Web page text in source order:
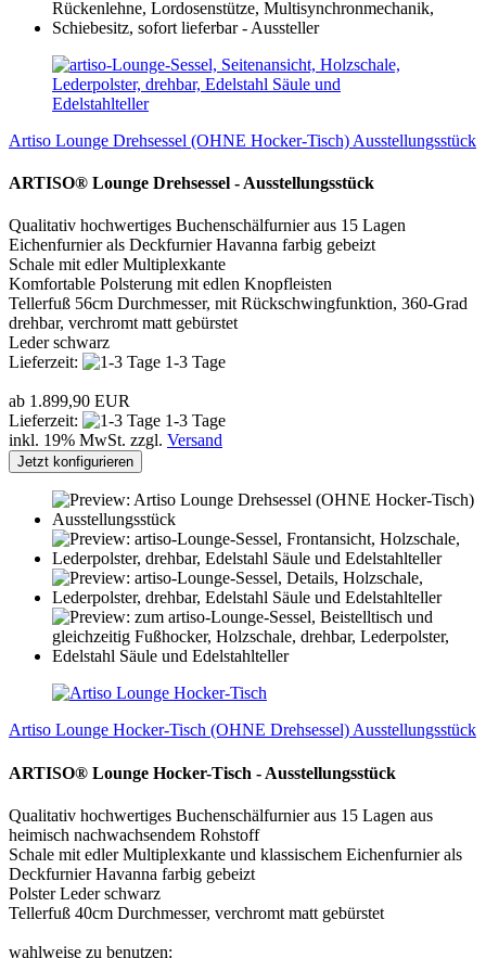
Artiso Lounge Drehsessel (OHNE Hocker-Tisch) Ausstellungsstück
ARTISO® Lounge Drehsessel - Ausstellungsstück
Qualitativ hochwertiges Buchenschälfurnier aus 15 Lagen
Eichenfurnier als Deckfurnier Havanna farbig gebeizt
Schale mit edler Multiplexkante
Komfortable Polsterung mit edlen Knopfleisten
Tellerfuß 56cm Durchmesser, mit Rückschwingfunktion, 360-Grad
drehbar, verchromt matt gebürstet
Leder schwarz
Lieferzeit:
1-3 Tage
ab 1.899,90 EUR
Lieferzeit:
1-3 Tage
inkl. 19% MwSt. zzgl. Versand
Jetzt konfigurieren
Artiso Lounge Hocker-Tisch (OHNE Drehsessel) Ausstellungsstück
ARTISO® Lounge Hocker-Tisch - Ausstellungsstück
Qualitativ hochwertiges Buchenschälfurnier aus 15 Lagen aus
heimisch nachwachsendem Rohstoff
Schale mit edler Multiplexkante und klassischem Eichenfurnier als
Deckfurnier Havanna farbig gebeizt
Polster Leder schwarz
Tellerfuß 40cm Durchmesser, verchromt matt gebürstet
wahlweise zu benutzen: